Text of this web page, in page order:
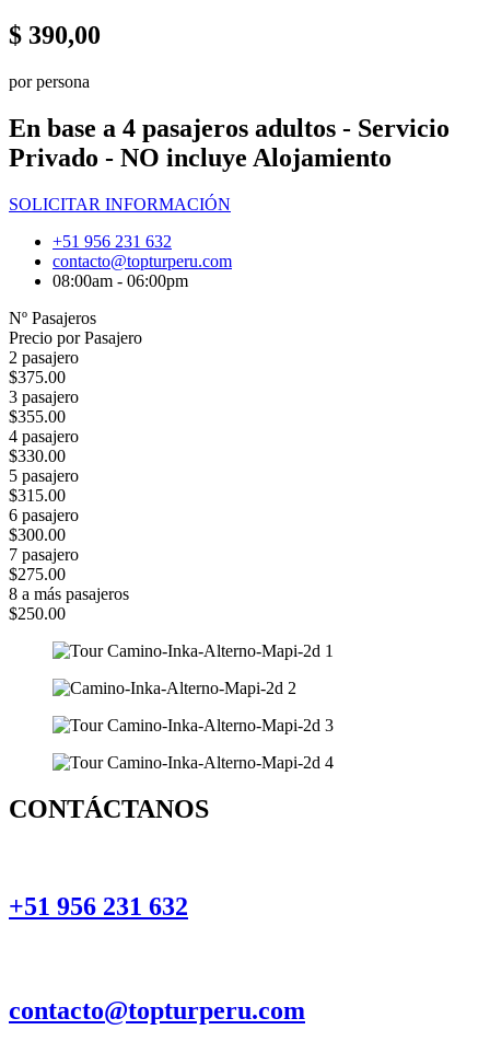
$ 390,00
por persona
En base a 4 pasajeros adultos - Servicio
Privado - NO incluye Alojamiento
SOLICITAR INFORMACIÓN
+51 956 231 632
contacto@topturperu.com
08:00am - 06:00pm
Nº Pasajeros
Precio por Pasajero
2 pasajero
$375.00
3 pasajero
$355.00
4 pasajero
$330.00
5 pasajero
$315.00
6 pasajero
$300.00
7 pasajero
$275.00
8 a más pasajeros
$250.00
CONTÁCTANOS
+51 956 231 632
contacto@topturperu.com